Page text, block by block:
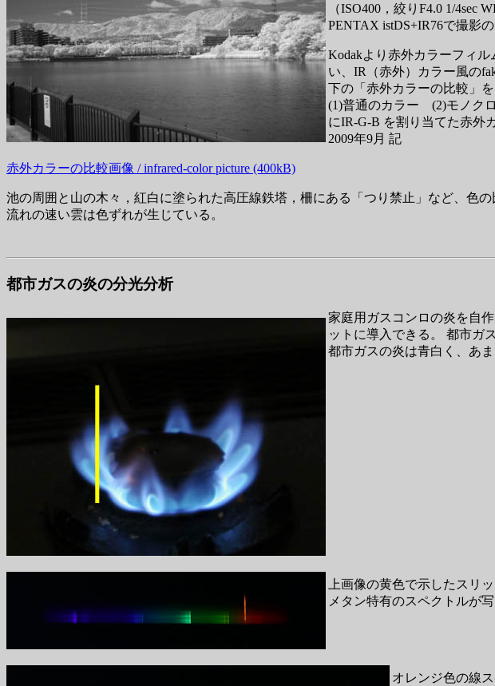
（ISO400，絞りF4.0 1/4sec
PENTAX istDS+IR76で撮影
Kodakより赤外カラーフィ
い、IR（赤外）カラー風の
下の「赤外カラーの比較」
(1)普通のカラー (2)モノク
にIR-G-B を割り当てた赤外
2009年9月 記
赤外カラーの比較画像 / infrared-color picture (400kB)
池の周囲と山の木々，紅白に塗られた高圧線鉄塔，柵にある「つり禁止」など、色の
流れの速い雲は色ずれが生じている。
都市ガスの炎の分光分析
家庭用ガスコンロの炎を自
ットに導入できる。 都市ガ
都市ガスの炎は青白く、あま
上画像の黄色で示したスリ
メタン特有のスペクトルが
オレンジ色の線